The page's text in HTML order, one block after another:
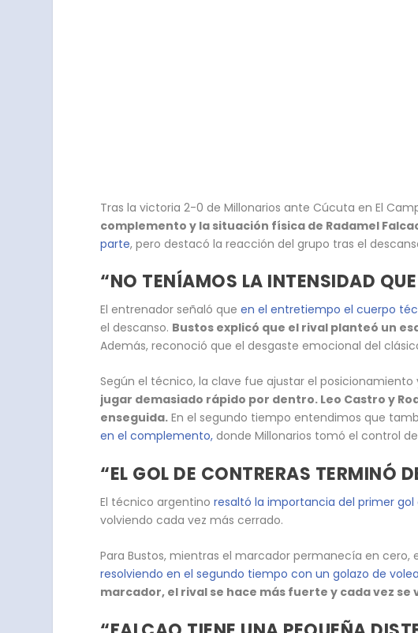
Tras la victoria 2-0 de Millonarios ante Cúcuta en El
complemento y la situación física de Radamel
parte, pero destacó la reacción del grupo tras el
“NO TENÍAMOS LA INTENSIDAD
El entrenador señaló queen el entretiempo el cuerpo
el descanso. Bustos explicó que el rival planteó un
Además, reconoció que el desgaste emocional del
Según el técnico, la clave fue ajustar el
jugar demasiado rápido por dentro. Leo Castro y
enseguida. En el segundo tiempo entendimos que
en el complemento, donde Millonarios tomó el control
“EL GOL DE CONTRERAS TERMINÓ
El técnico argentinoresaltó la importancia del primer gol
volviendo cada vez más cerrado.
Para Bustos, mientras el marcador permanecía en
resolviendo en el segundo tiempo con un golazo de
marcador, el rival se hace más fuerte y cada vez se